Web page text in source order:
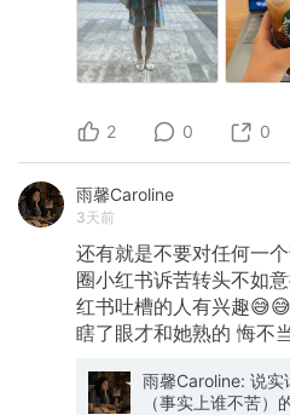
2 0 0
雨馨Caroline
3天前
还有就是不要对任何一
圈小红书诉苦转头不如
红书吐槽的人有兴趣
瞎了眼才和她熟的 悔不
雨馨Caroline: 说实
（事实上谁不苦）